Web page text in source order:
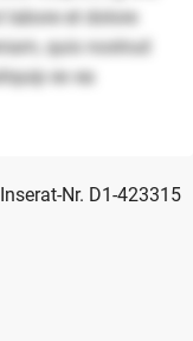
et dolore
quis nostrud
ex ea
Inserat-Nr. D1-423315